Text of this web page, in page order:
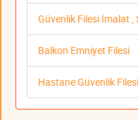
Güvenlik Filesi İmalat ,
Balkon Emniyet Filesi
Hastane Güvenlik Filesi